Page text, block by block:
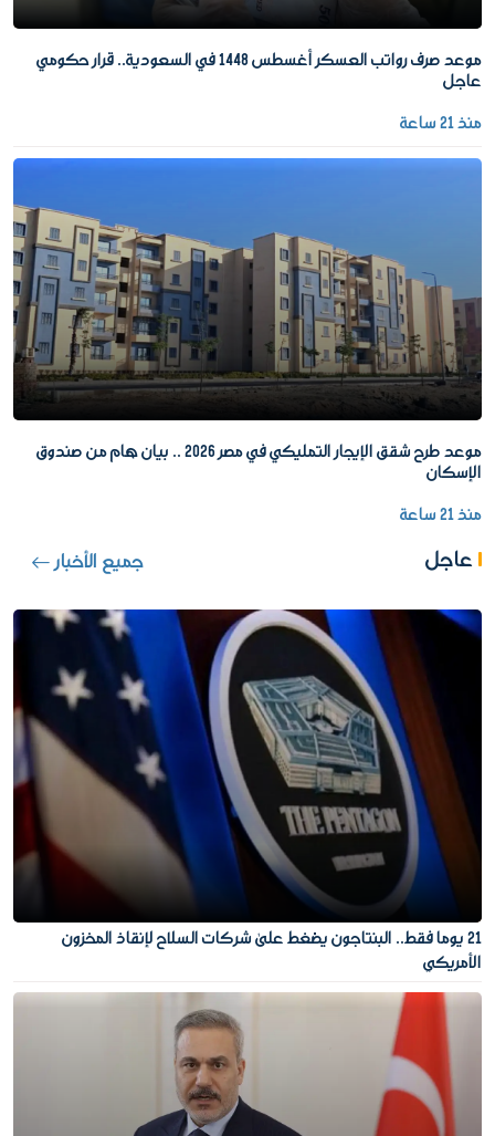
موعد صرف رواتب العسكر أغسطس 1448 في السعودية.. قرار حكومي
عاجل
منذ 21 ساعة
موعد طرح شقق الإيجار التمليكي في مصر 2026 .. بيان هام من صندوق
الإسكان
منذ 21 ساعة
عاجل جميع الأخبار
21 يوما فقط.. البنتاجون يضغط على شركات السلاح لإنقاذ المخزون
الأمريكي